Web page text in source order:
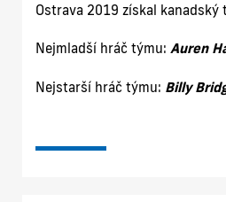
Ostrava 2019 získal
Nejmladší hráč týmu: Auren
Nejstarší hráč týmu: Billy